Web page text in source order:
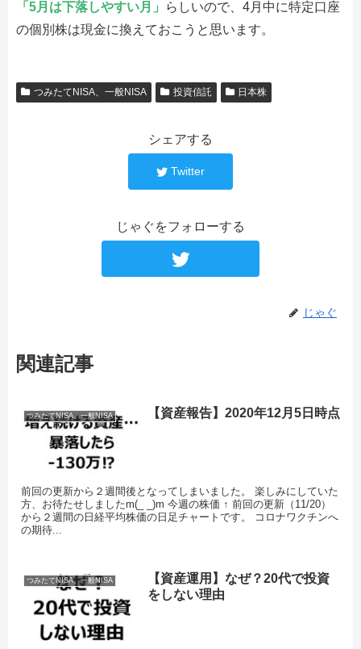
「5月は下落しやすい月」
らしいので、4月中に特定口座
の個別株は現金に換えておこうと思います。
つみたてNISA、一般NISA 投資信託 日本株
シェアする
Twitter
じゃぐをフォローする
じゃぐ
関連記事
つみたてNISA、一般NISA 【資産報告】2020年12月5日時点
前回の更新から２週間後となってしまいました。 楽しみにしていた
方、お待たせしましたm(_ _)m 今週の株価 ↑ 前回の更新（11/20）
から２週間の日経平均株価の日足チャートです。 コロナワクチンへ
の期待...
つみたてNISA、一般NISA
【資産運用】なぜ？20代で投資
をしない理由